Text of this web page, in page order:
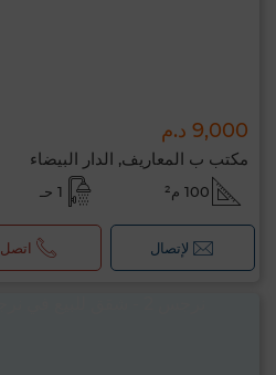
9,000 د.م
مكتب ب المعاريف, الدار البيضاء
100 م² 1 حـ
لإتصال اتصل